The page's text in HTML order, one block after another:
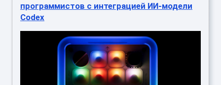
программистов с интеграцией ИИ-модели
Codex